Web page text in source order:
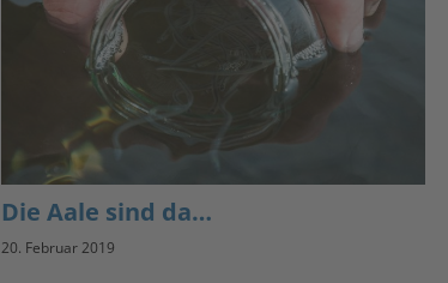
Die Aale sind da…
20. Februar 2019